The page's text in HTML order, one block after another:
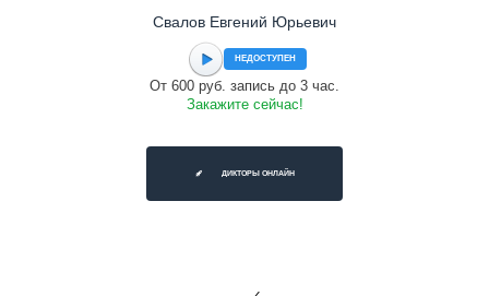
Свалов Евгений Юрьевич
НЕДОСТУПЕН
От 600 руб. запись до 3 час.
Закажите сейчас!
ДИКТОРЫ ОНЛАЙН